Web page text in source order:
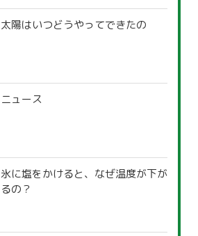
太陽はいつどうやってできたの
ニュース
氷に塩をかけると、なぜ温度が下が
るの？